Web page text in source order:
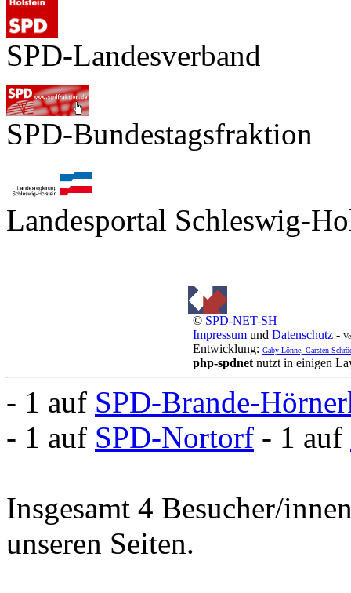
SPD-Landesverband
SPD-Bundestagsfraktion
Landesportal Schleswig-
© SPD-NET-SH
Impressum und Datenschutz -
Entwicklung: Gaby Lönne, Carsten
php-spdnet nutzt in einigen
- 1 auf SPD-Brande-
- 1 auf SPD-Nortorf - 1 auf
Insgesamt 4 Besucher/
unseren Seiten.